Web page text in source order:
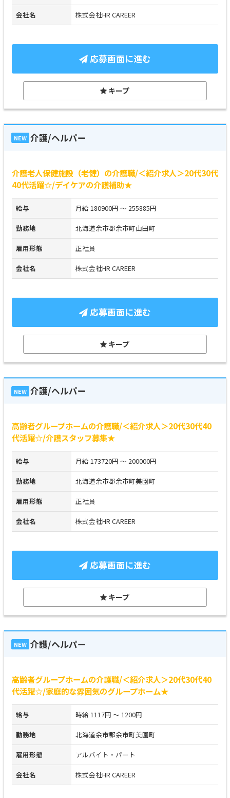
会社名 株式会社HR CAREER
応募画面に進む
キープ
NEW 介護/ヘルパー
介護老人保健施設（老健）の介護職/＜紹介求人＞20代30代
40代活躍☆/デイケアの介護補助★
給与 月給 180900円 ～ 255885円
勤務地 北海道余市郡余市町山田町
雇用形態 正社員
会社名 株式会社HR CAREER
応募画面に進む
キープ
NEW 介護/ヘルパー
高齢者グループホームの介護職/＜紹介求人＞20代30代40
代活躍☆/介護スタッフ募集★
給与 月給 173720円 ～ 200000円
勤務地 北海道余市郡余市町美園町
雇用形態 正社員
会社名 株式会社HR CAREER
応募画面に進む
キープ
NEW 介護/ヘルパー
高齢者グループホームの介護職/＜紹介求人＞20代30代40
代活躍☆/家庭的な雰囲気のグループホーム★
給与 時給 1117円 ～ 1200円
勤務地 北海道余市郡余市町美園町
雇用形態 アルバイト・パート
会社名 株式会社HR CAREER